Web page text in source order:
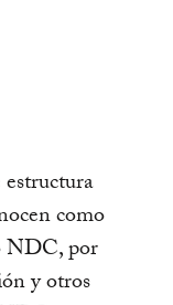
como
NDC, por
y otros